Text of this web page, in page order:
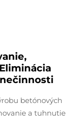
betónových
a tuhnutie